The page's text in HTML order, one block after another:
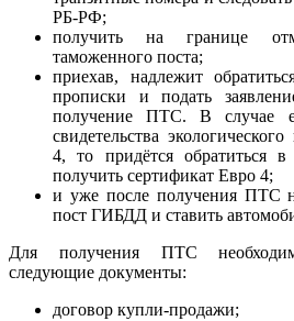
РБ-РФ;
получить на границе
таможенного поста;
приехав, надлежит
прописки и подать
получение ПТС. В случае
свидетельства
4, то придётся обратиться
получить сертификат Евро 4;
и уже после получения ПТС
пост ГИБДД и ставить
Для получения ПТС
следующие документы:
договор купли-продажи;